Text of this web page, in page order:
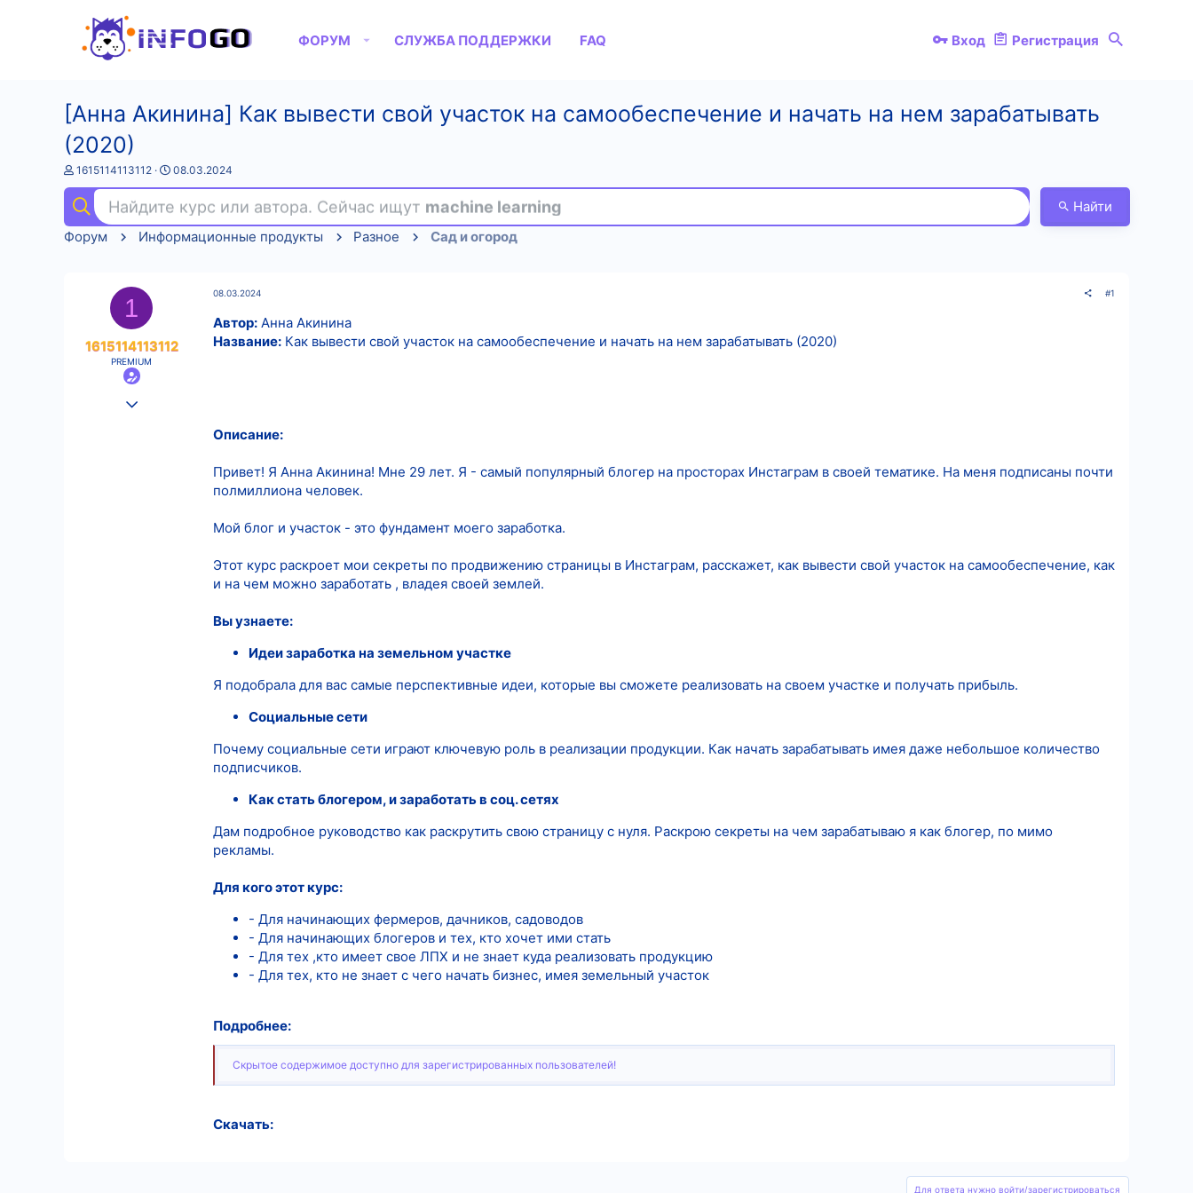
ФОРУМ СЛУЖБА ПОДДЕРЖКИ FAQ Вход Регистрация
[Анна Акинина] Как вывести свой участок на самообеспечение и начать на нем зарабатывать
(2020)
А
т
о
р
т
1615114113112
Д
а
н
а
08.03.2024
Найдите курс или автора. Сейчас ищут machine learning
Найти
Форум
Информационные продукты Разное Сад и огород
1
1615114113112
PREMIUM
08.03.2024 #1
Автор: Анна Акинина
Название: Как вывести свой участок на самообеспечение и начать на нем зарабатывать (2020)
Описание:
Привет! Я Анна Акинина! Мне 29 лет. Я - самый популярный блогер на просторах Инстаграм в своей тематике. На меня подписаны почти
полмиллиона человек.
Мой блог и участок - это фундамент моего заработка.
Этот курс раскроет мои секреты по продвижению страницы в Инстаграм, расскажет, как вывести свой участок на самообеспечение, как
и на чем можно заработать , владея своей землей.
Вы узнаете:
Идеи заработка на земельном участке
Я подобрала для вас самые перспективные идеи, которые вы сможете реализовать на своем участке и получать прибыль.
Социальные сети
Почему социальные сети играют ключевую роль в реализации продукции. Как начать зарабатывать имея даже небольшое количество
подписчиков.
Как стать блогером, и заработать в соц. сетях
Дам подробное руководство как раскрутить свою страницу с нуля. Раскрою секреты на чем зарабатываю я как блогер, по мимо
рекламы.
Для кого этот курс:
- Для начинающих фермеров, дачников, садоводов
- Для начинающих блогеров и тех, кто хочет ими стать
- Для тех ,кто имеет свое ЛПХ и не знает куда реализовать продукцию
- Для тех, кто не знает с чего начать бизнес, имея земельный участок
Подробнее:
Скрытое содержимое доступно для зарегистрированных пользователей!
Скачать:
Для ответа нужно войти/зарегистрироваться